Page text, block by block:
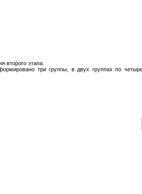
второго этапа.
три группы, в двух группах по